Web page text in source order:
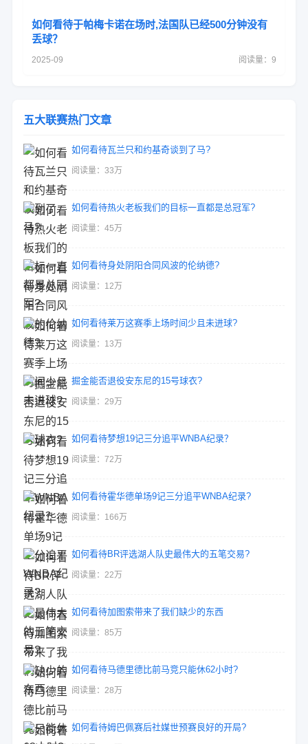
如何看待于帕梅卡诺在场时,法国队已经500分钟没有
丢球？
2025-09 阅读量：9
五大联赛热门文章
如何看待瓦兰只和约基奇谈到了马?
阅读量：33万
如何看待热火老板我们的目标一直都是总冠军?
阅读量：45万
如何看待身处阴阳合同风波的伦纳德?
阅读量：12万
如何看待莱万这赛季上场时间少且未进球?
阅读量：13万
掘金能否退役安东尼的15号球衣?
阅读量：29万
如何看待梦想19记三分追平WNBA纪录？
阅读量：72万
如何看待霍华德单场9记三分追平WNBA纪录?
阅读量：166万
如何看待BR评选湖人队史最伟大的五笔交易?
阅读量：22万
如何看待加图索带来了我们缺少的东西
阅读量：85万
如何看待马德里德比前马竞只能休62小时?
阅读量：28万
如何看待姆巴佩赛后社媒世预赛良好的开局?